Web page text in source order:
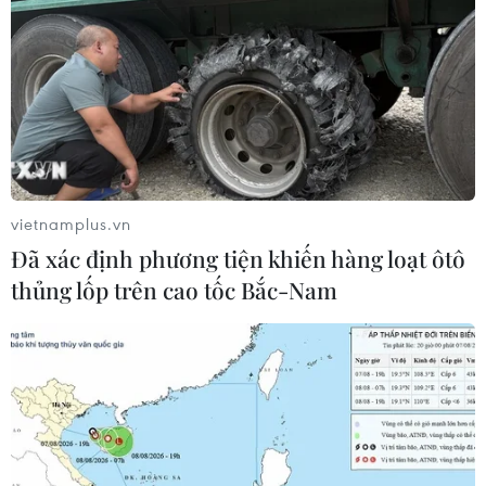
vietnamplus.vn
Đã xác định phương tiện khiến hàng loạt ôtô
thủng lốp trên cao tốc Bắc-Nam